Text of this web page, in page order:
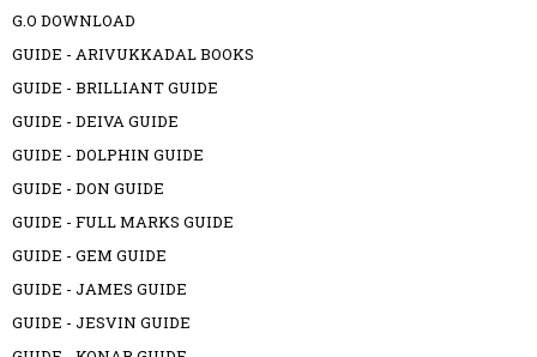
G.O DOWNLOAD
GUIDE - ARIVUKKADAL BOOKS
GUIDE - BRILLIANT GUIDE
GUIDE - DEIVA GUIDE
GUIDE - DOLPHIN GUIDE
GUIDE - DON GUIDE
GUIDE - FULL MARKS GUIDE
GUIDE - GEM GUIDE
GUIDE - JAMES GUIDE
GUIDE - JESVIN GUIDE